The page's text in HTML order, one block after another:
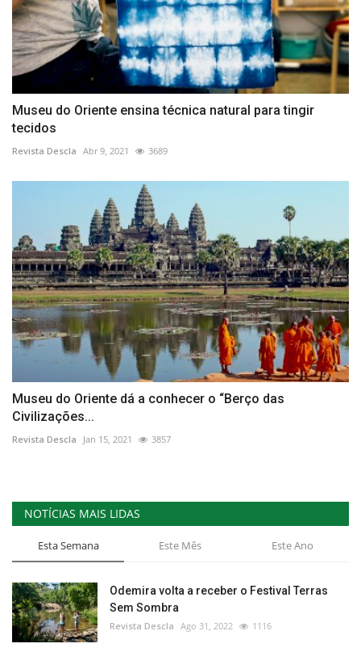
Museu do Oriente ensina técnica natural para tingir
tecidos
Revista Descla Abr 9, 2021 3689
Museu do Oriente dá a conhecer o “Berço das
Civilizações...
Revista Descla Jan 15, 2021 3857
NOTÍCIAS MAIS LIDAS
Esta Semana Este Mês Este Ano
Odemira volta a receber o Festival Terras
Sem Sombra
Revista Descla Ago 31, 2022 1116